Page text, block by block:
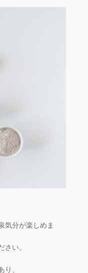
気分が楽しめま
い。
、